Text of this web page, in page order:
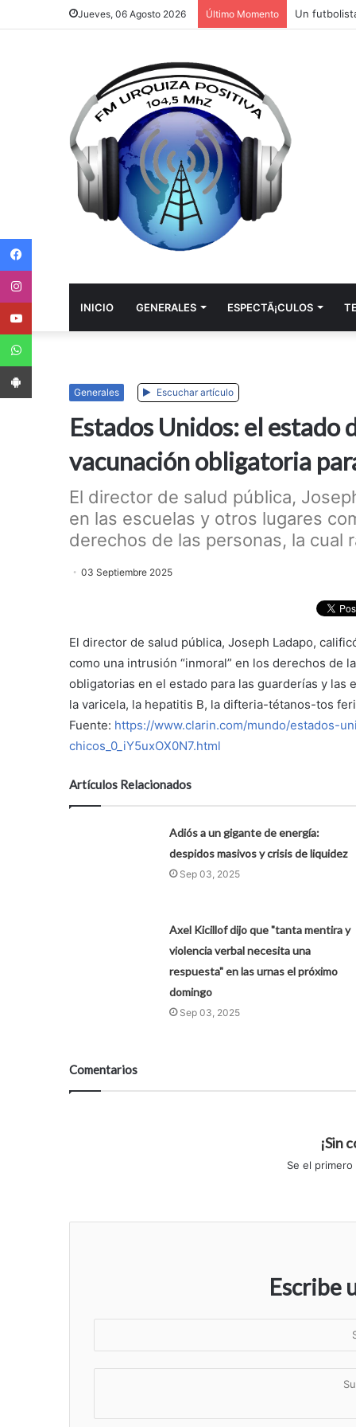
Jueves, 06 Agosto 2026 Último Momento
INICIO GENERALES ESPECTÃ¡CULOS
Generales Escuchar artículo
Estados Unidos: el estado
vacunación obligatoria
El director de salud pública,
en las escuelas y otros lugares
derechos de las personas, la cual
03 Septiembre 2025
El director de salud pública, Joseph Ladapo,
como una intrusión “inmoral” en los derechos de
obligatorias en el estado para las guarderías y
la varicela, la hepatitis B, la difteria-tétanos-tos
Fuente: https://www.clarin.com/mundo/estados-
chicos_0_iY5uxOX0N7.html
Artículos Relacionados
Adiós a un gigante de energía:
despidos masivos y crisis de liquidez
Sep 03, 2025
Axel Kicillof dijo que "tanta mentira y
violencia verbal necesita una
respuesta" en las urnas el próximo
domingo
Sep 03, 2025
Comentarios
¡Sin
Se el
Escribe
WhatsApp